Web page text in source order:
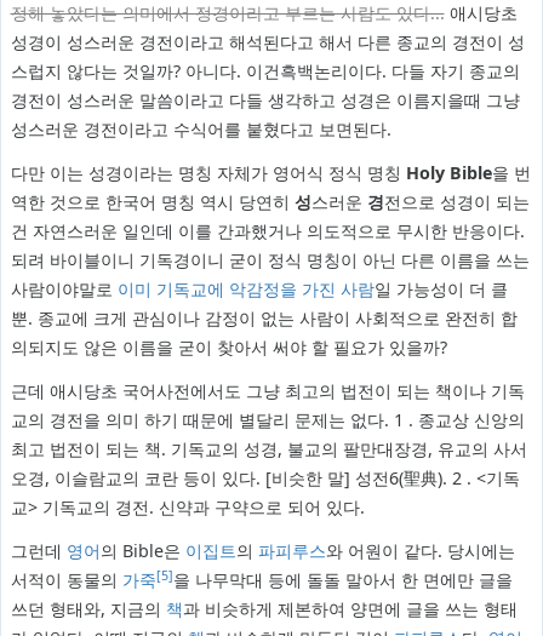
정해 놓았다는 의미에서 정경이라고 부르는 사람도 있다...애시당초
성경이 성스러운 경전이라고 해석된다고 해서 다른 종교의 경전이 성
스럽지 않다는 것일까? 아니다. 이건흑백논리이다. 다들 자기 종교의
경전이 성스러운 말씀이라고 다들 생각하고 성경은 이름지을때 그냥
성스러운 경전이라고 수식어를 붙혔다고 보면된다.
다만 이는 성경이라는 명칭 자체가 영어식 정식 명칭 Holy Bible을 번
역한 것으로 한국어 명칭 역시 당연히 성스러운 경전으로 성경이 되는
건 자연스러운 일인데 이를 간과했거나 의도적으로 무시한 반응이다.
되려 바이블이니 기독경이니 굳이 정식 명칭이 아닌 다른 이름을 쓰는
사람이야말로 이미 기독교에 악감정을 가진 사람일 가능성이 더 클
뿐. 종교에 크게 관심이나 감정이 없는 사람이 사회적으로 완전히 합
의되지도 않은 이름을 굳이 찾아서 써야 할 필요가 있을까?
근데 애시당초 국어사전에서도 그냥 최고의 법전이 되는 책이나 기독
교의 경전을 의미 하기 때문에 별달리 문제는 없다. 1 . 종교상 신앙의
최고 법전이 되는 책. 기독교의 성경, 불교의 팔만대장경, 유교의 사서
오경, 이슬람교의 코란 등이 있다. [비슷한 말] 성전6(聖典). 2 . <기독
교> 기독교의 경전. 신약과 구약으로 되어 있다.
그런데 영어의 Bible은 이집트의 파피루스와 어원이 같다. 당시에는
서적이 동물의 가죽[5]을 나무막대 등에 돌돌 말아서 한 면에만 글을
쓰던 형태와, 지금의 책과 비슷하게 제본하여 양면에 글을 쓰는 형태